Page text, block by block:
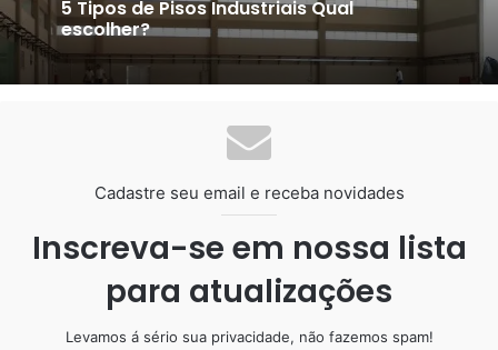
Piso Epóxi para Banheiro
2 de dezembro de 2024
5 Tipos de Pisos Industriais Qual
Pintura Epóxi Galpão Osasco
Cadastre seu email e receba novidades
Inscreva-se em nossa lista
para atualizações
Levamos á sério sua privacidade, não fazemos spam!